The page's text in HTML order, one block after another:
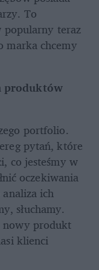
To
popularny teraz
marka chcemy
produktów
portfolio.
pytań, które
co jesteśmy w
oczekiwania
ich
słuchamy.
nowy produkt
klienci